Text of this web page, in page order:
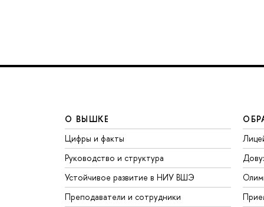
О ВЫШКЕ
Цифры и факты
Руководство и структура
Устойчивое развитие в НИУ ВШЭ
Преподаватели и сотрудники